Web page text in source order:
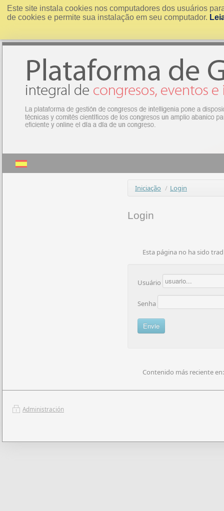
Este site instala cookies nos computadores dos usuários
de cookies e permite sua instalação em seu computador.
Iniciação / Login
Login
Esta página no ha sido
Usuário
Senha
Contenido más reciente en:
Administración